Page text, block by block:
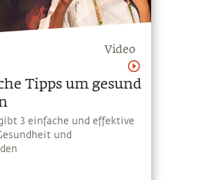
Video
Tipps um gesund
3 einfache und effektive
und